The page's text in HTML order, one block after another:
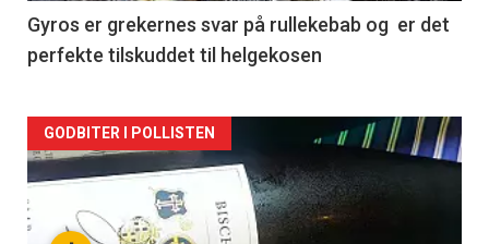
2
Gyros er grekernes svar på rullekebab og er det
perfekte tilskuddet til helgekosen
Forsiden
akkurat
nå
GODBITER I POLLISTEN